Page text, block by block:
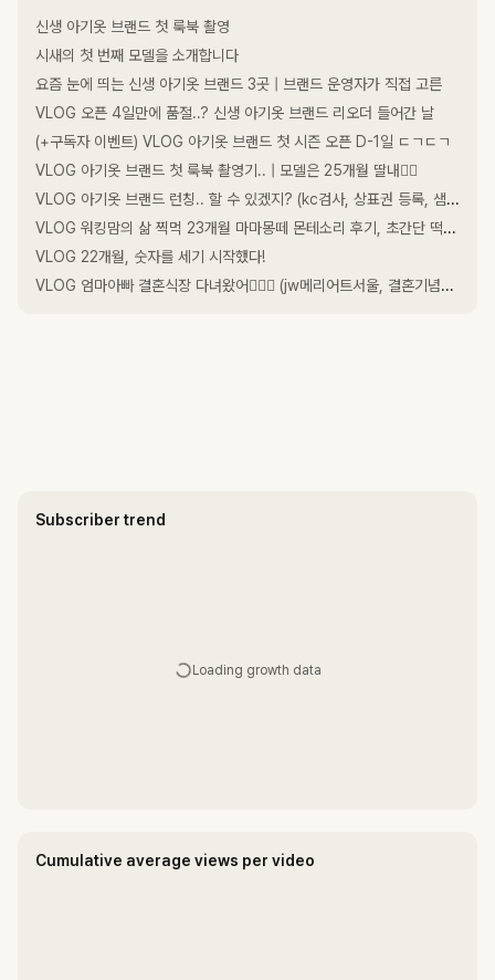
신생 아기옷 브랜드 첫 룩북 촬영
시새의 첫 번째 모델을 소개합니다
요즘 눈에 띄는 신생 아기옷 브랜드 3곳 | 브랜드 운영자가 직접 고른
VLOG 오픈 4일만에 품절..? 신생 아기옷 브랜드 리오더 들어간 날
(+구독자 이벤트) VLOG 아기옷 브랜드 첫 시즌 오픈 D-1일 ㄷㄱㄷㄱ
VLOG 아기옷 브랜드 첫 룩북 촬영기.. | 모델은 25개월 딸내미🏽
VLOG 아기옷 브랜드 런칭.. 할 수 있겠지? (kc검사, 상표권 등록, 샘플 제작, 자수 개발..)
VLOG 워킹맘의 삶 찍먹 23개월 마마몽떼 몬테소리 후기, 초간단 떡만둣국
VLOG 22개월, 숫자를 세기 시작했다!
VLOG 엄마아빠 결혼식장 다녀왔어요🏽🏽 (jw메리어트서울, 결혼기념일 5주년)
Subscriber trend
Loading growth data
Cumulative average views per video